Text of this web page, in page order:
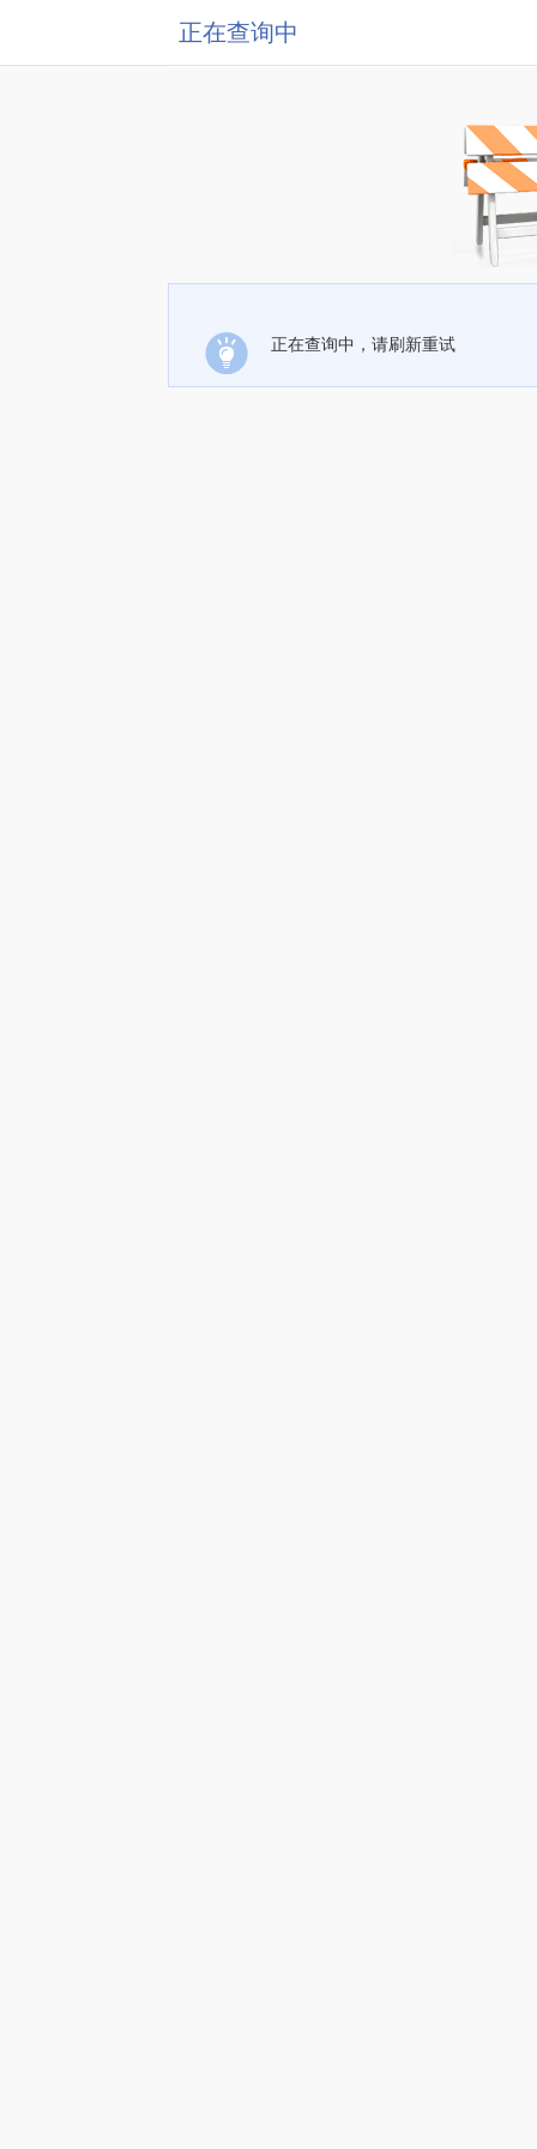
正在查询中
正在查询中，请刷新重试